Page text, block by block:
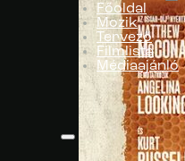
Főoldal
Mozik
Tervező
Filmlista
Médiaajánló